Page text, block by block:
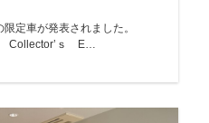
定車が発表されました。
Collector’ｓ E…